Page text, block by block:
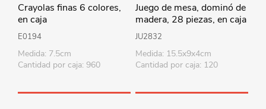
Crayolas finas 6 colores,
en caja
E0194
Medida: 7.5cm
Cantidad por caja: 960
Juego de mesa, dominó de
madera, 28 piezas, en caja
de madera, varios modelos
JU2832
Medida: 15.5x9x4cm
Cantidad por caja: 120